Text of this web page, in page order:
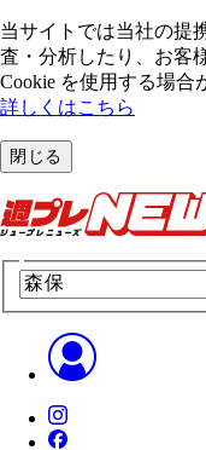
当サイトでは当社の提
査・分析したり、お客
Cookie を使⽤する場合
詳しくはこちら
閉じる